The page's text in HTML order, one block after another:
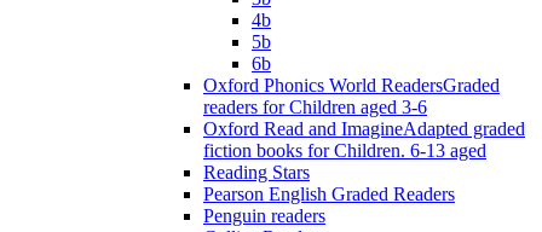
4b
5b
6b
Oxford Phonics World ReadersGraded
readers for Children aged 3-6
Oxford Read and ImagineAdapted graded
fiction books for Children. 6-13 aged
Reading Stars
Pearson English Graded Readers
Penguin readers